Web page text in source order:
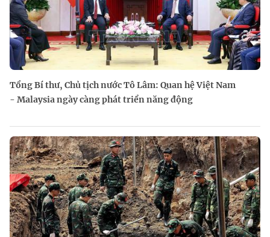
Tổng Bí thư, Chủ tịch nước Tô Lâm: Quan hệ Việt Nam
- Malaysia ngày càng phát triển năng động